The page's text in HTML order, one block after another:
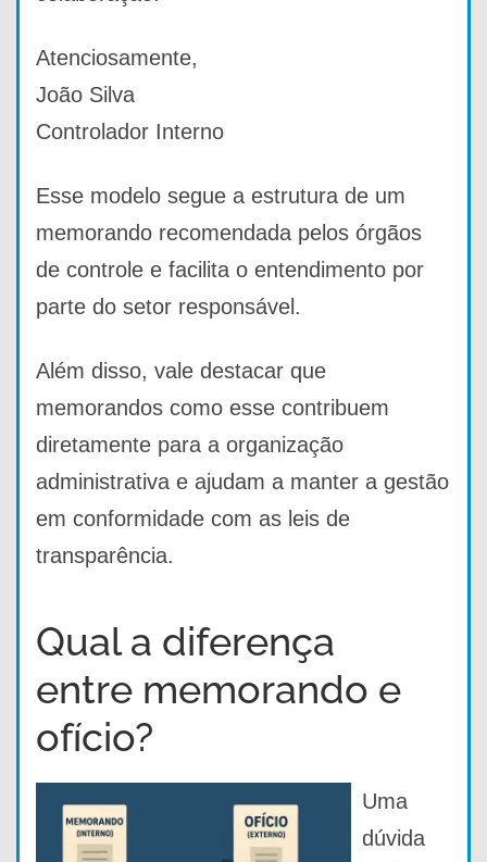
Atenciosamente,
João Silva
Controlador Interno
Esse modelo segue a estrutura de um
memorando recomendada pelos órgãos
de controle e facilita o entendimento por
parte do setor responsável.
Além disso, vale destacar que
memorandos como esse contribuem
diretamente para a organização
administrativa e ajudam a manter a gestão
em conformidade com as leis de
transparência.
Qual a diferença
entre memorando e
ofício?
Uma
dúvida